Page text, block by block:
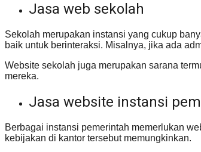
Jasa web sekolah
Sekolah merupakan instansi yang cukup
baik untuk berinteraksi. Misalnya, jika ada
Website sekolah juga merupakan sarana
mereka.
Jasa website instansi
Berbagai instansi pemerintah memerlukan
kebijakan di kantor tersebut memungkinkan.